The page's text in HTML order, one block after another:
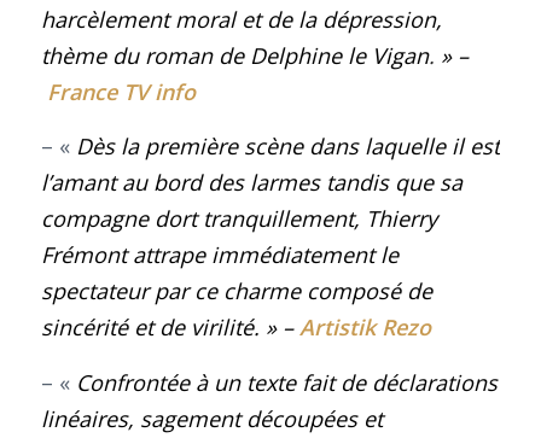
harcèlement moral et de la dépression,
thème du roman de Delphine le Vigan. » –
France TV info
– « Dès la première scène dans laquelle il est
l’amant au bord des larmes tandis que sa
compagne dort tranquillement, Thierry
Frémont attrape immédiatement le
spectateur par ce charme composé de
sincérité et de virilité. » –Artistik Rezo
– « Confrontée à un texte fait de déclarations
linéaires, sagement découpées et